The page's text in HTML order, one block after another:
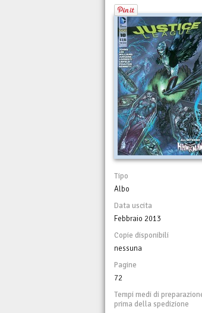
Tipo
Albo
Data uscita
Febbraio 2013
Copie disponibili
nessuna
Pagine
72
Tempi medi di
prima della spedizione